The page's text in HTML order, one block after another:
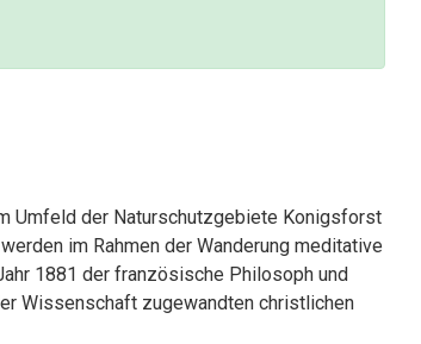
Umfeld der Naturschutzgebiete Konigsforst
im Rahmen der Wanderung meditative
1881 der französische Philosoph und
Wissenschaft zugewandten christlichen